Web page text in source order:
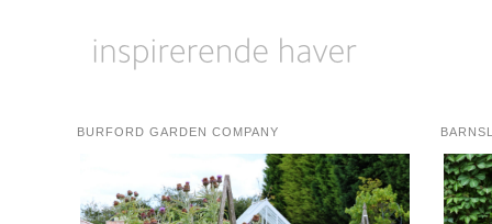
BURFORD GARDEN COMPANY